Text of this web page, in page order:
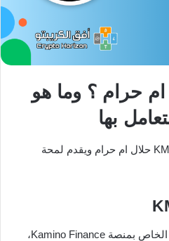
هل عملة KMNO ام حرام ؟ وما هو
بها
هذا المقال يوضح هل عملة KMNO حلال ام حرام ويقدم لمحة
تُعد عملة KMNO الرمز الأصلي الخاص بمنصة Kamino Finance،